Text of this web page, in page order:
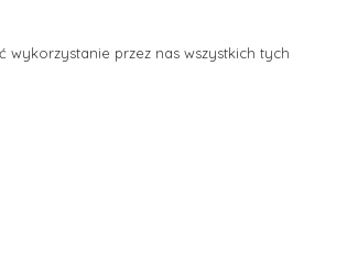
przez nas wszystkich tych